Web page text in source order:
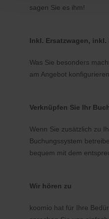
sagen Sie es ihm!
Inkl. Ersatzwagen, inkl.
Was Sie besonders
am Angebot
Verknüpfen Sie Ihr
Wenn Sie zusätzlich zu
Buchungssystem
bequem mit dem
Wir hören zu
koomio hat für Ihre